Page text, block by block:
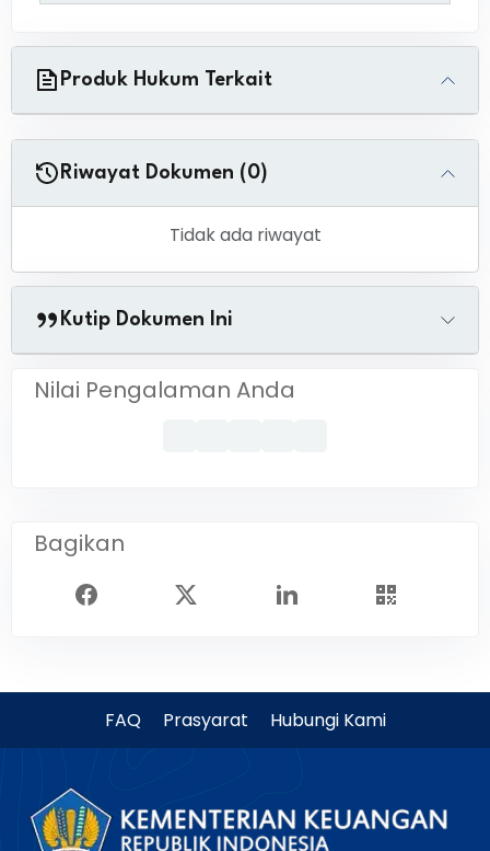
Produk Hukum Terkait
Riwayat Dokumen (0)
Tidak ada riwayat
Kutip Dokumen Ini
Nilai Pengalaman Anda
Bagikan
FAQ Prasyarat Hubungi Kami